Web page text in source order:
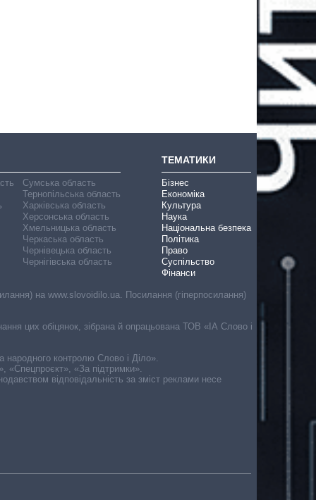
Сумська область
Тернопільська область
Харківська область
Херсонська область
Хмельницька область
Черкаська область
Чернівецька область
Чернігівська область
ТЕМАТИКИ
Бізнес
Економіка
Культура
Наука
Національна безпека
Політика
Право
Суспільство
Фінанси
на www.slovoidilo.ua. Посилання (гіперпосилання)
цих обіцянок, зібрана й опрацьована ТОВ «ІА Слово і
народного контролю Слово і Діло».
«Спецпроєкт», «За підтримки».
відповідальність за зміст реклами несе